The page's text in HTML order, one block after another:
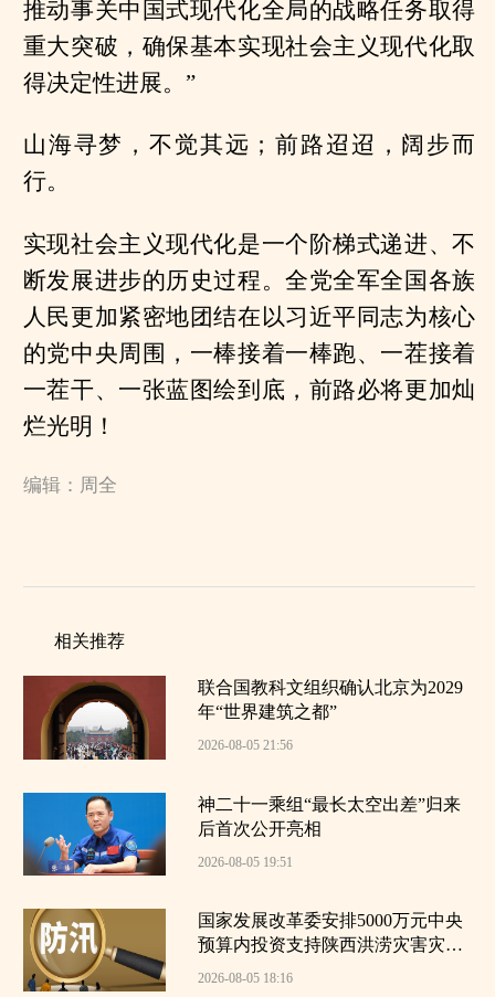
推动事关中国式现代化全局的战略任务取得
重大突破，确保基本实现社会主义现代化取
得决定性进展。”
山海寻梦，不觉其远；前路迢迢，阔步而
行。
实现社会主义现代化是一个阶梯式递进、不
断发展进步的历史过程。全党全军全国各族
人民更加紧密地团结在以习近平同志为核心
的党中央周围，一棒接着一棒跑、一茬接着
一茬干、一张蓝图绘到底，前路必将更加灿
烂光明！
编辑：周全
相关推荐
联合国教科文组织确认北京为2029
年“世界建筑之都”
2026-08-05 21:56
神二十一乘组“最长太空出差”归来
后首次公开亮相
2026-08-05 19:51
国家发展改革委安排5000万元中央
预算内投资支持陕西洪涝灾害灾后
应急恢复
2026-08-05 18:16